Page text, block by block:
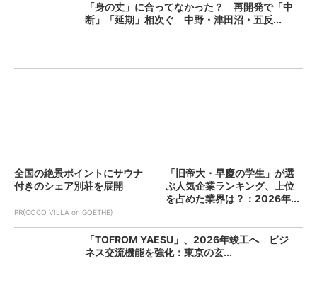
「身の丈」に合ってなかった？ 再開発で「中
断」「延期」相次ぐ 中野・津田沼・五反...
全国の絶景ポイントにサウナ
付きのシェア別荘を展開
PR(COCO VILLA on GOETHE)
「旧帝大・早慶の学生」が選
ぶ人気企業ランキング、上位
を占めた業界は？：2026年...
「TOFROM YAESU」、2026年竣工へ ビジ
ネス交流機能を強化：東京の玄...